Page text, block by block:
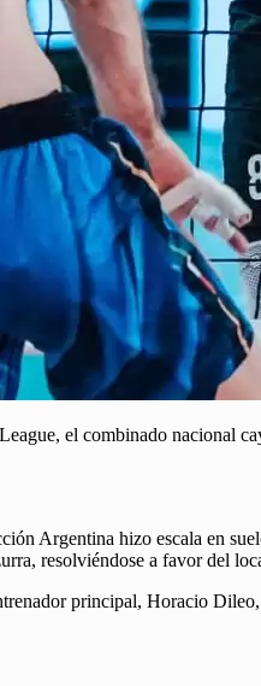
el combinado nacional
Argentina hizo escala en
resolviéndose a favor del
principal, Horacio